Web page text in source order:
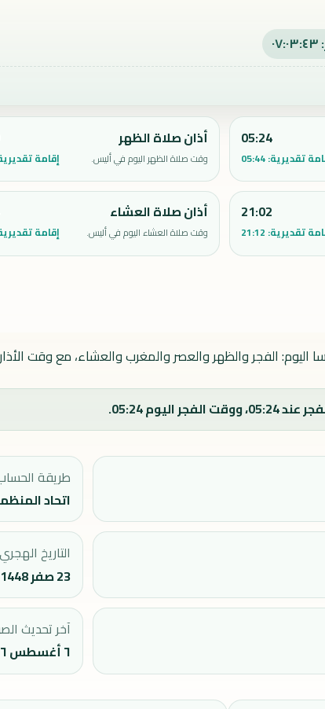
05:24
تقديرية:05:44
أذان صلاة الظهر
وقت صلاة الظهر اليوم في أليس. إقامة
21:02
تقديرية: 21:12
أذان صلاة العشاء
وقت صلاة العشاء اليوم في أليس. إقامة
الفجر والظهر والعصر والمغرب والعشاء، مع وقت
اليوم 05:24.
طريقة
اتحاد
التاريخ
23 صفر 1448 هـ
آخر تحديث
٦ أغسطس ٢٠٢٦ في ٦:٥٦ م